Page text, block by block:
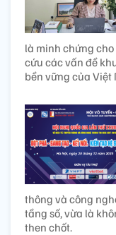
là minh chứng
cứu các vấn đề
bền vững của Việt
thông và công
tầng số, vừa là
then chốt.